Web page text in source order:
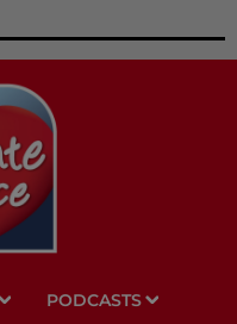
PODCASTS